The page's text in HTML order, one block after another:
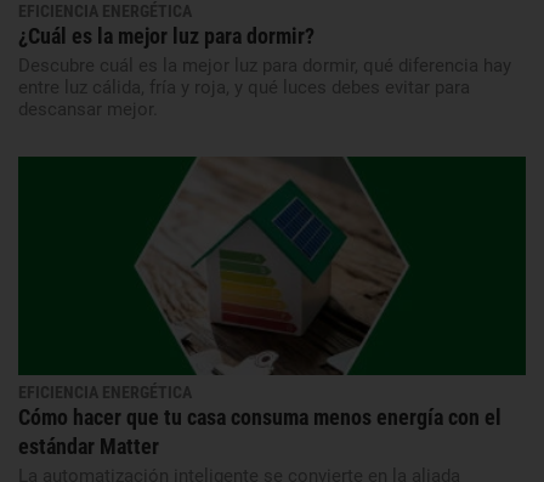
EFICIENCIA ENERGÉTICA
¿Cuál es la mejor luz para dormir?
Descubre cuál es la mejor luz para dormir, qué diferencia hay
entre luz cálida, fría y roja, y qué luces debes evitar para
descansar mejor.
EFICIENCIA ENERGÉTICA
Cómo hacer que tu casa consuma menos energía con el
estándar Matter
La automatización inteligente se convierte en la aliada